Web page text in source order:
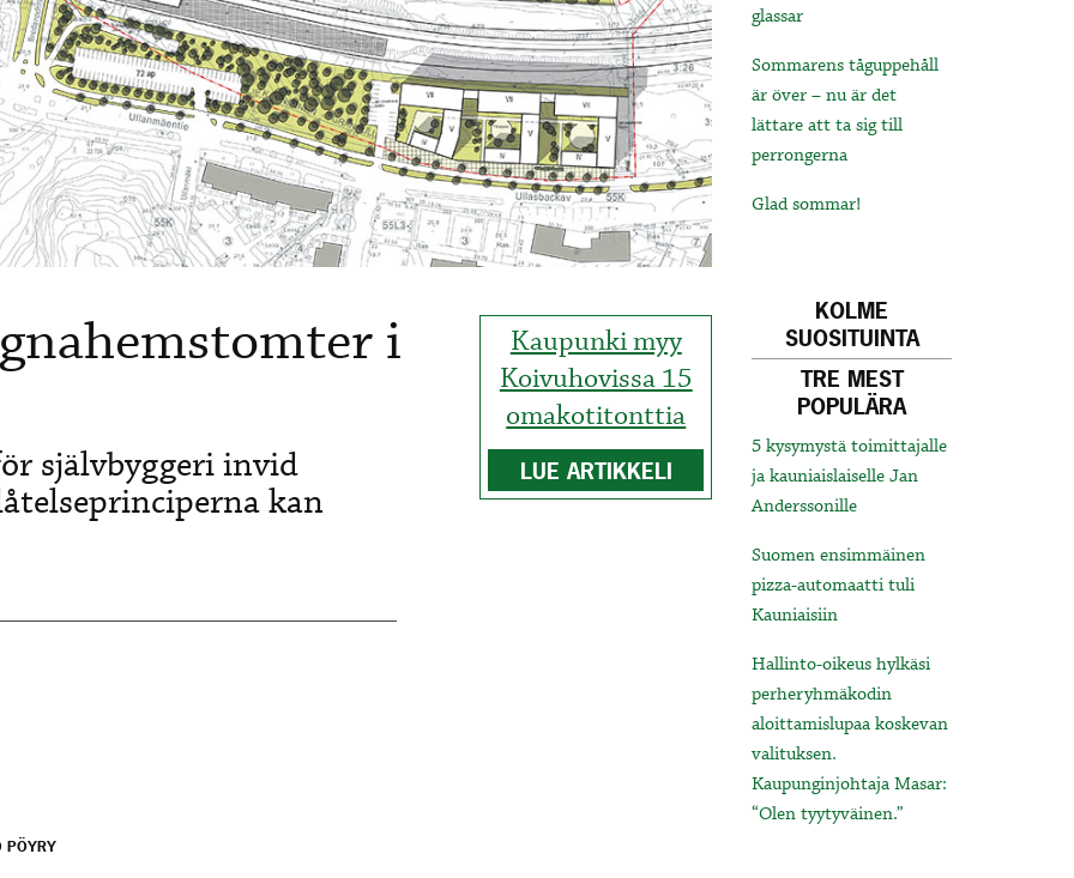
Kaupunki myy
Koivuhovissa 15
omakotitonttia
LUE ARTIKKELI
i
självbyggeri invid
kan
PÖYRY
glassar
Sommarens tåguppehåll
är över – nu är det
lättare att ta sig till
perrongerna
Glad sommar!
KOLME
SUOSITUINTA
TRE MEST
POPULÄRA
5 kysymystä toimittajalle
ja kauniaislaiselle Jan
Anderssonille
Suomen ensimmäinen
pizza-automaatti tuli
Kauniaisiin
Hallinto-oikeus hylkäsi
perheryhmäkodin
aloittamislupaa koskevan
valituksen.
Kaupunginjohtaja Masar:
“Olen tyytyväinen.”